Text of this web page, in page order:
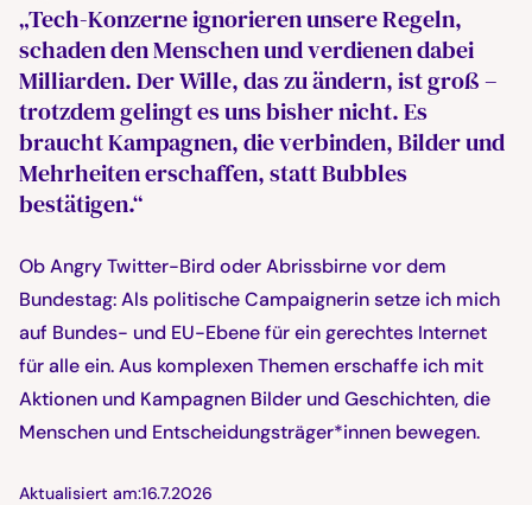
„Tech-Konzerne ignorieren unsere Regeln,
schaden den Menschen und verdienen dabei
Milliarden. Der Wille, das zu ändern, ist groß –
trotzdem gelingt es uns bisher nicht. Es
braucht Kampagnen, die verbinden, Bilder und
Mehrheiten erschaffen, statt Bubbles
bestätigen.“
Ob Angry Twitter-Bird oder Abrissbirne vor dem
Bundestag: Als politische Campaignerin setze ich mich
auf Bundes- und EU-Ebene für ein gerechtes Internet
für alle ein. Aus komplexen Themen erschaffe ich mit
Aktionen und Kampagnen Bilder und Geschichten, die
Menschen und Entscheidungsträger*innen bewegen.
Aktualisiert am:16.7.2026